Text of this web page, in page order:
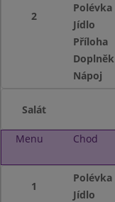
2
Polévka
Jídlo
Příloha
Doplněk
Nápoj
Salát
Menu Chod
1
Polévka
Jídlo